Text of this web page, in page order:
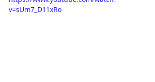
v=sUm7_D11xRo